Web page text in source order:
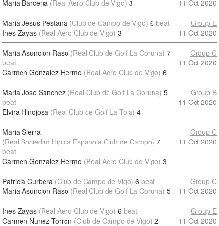
Maria Barcena (Real Aero Club de Vigo) 3 11 Oct 2020
Maria Jesus Pestana (Club de Campo de Vigo) 6 beat
Ines Zayas (Real Aero Club de Vigo) 3
Group E
11 Oct 2020
Maria Asuncion Raso (Real Club de Golf La Coruna) 7
beat
Carmen Gonzalez Hermo (Real Aero Club de Vigo) 6
Group C
11 Oct 2020
Maria Jose Sanchez (Real Club de Golf La Coruna) 5
beat
Elvira Hinojosa (Real Club de Golf La Toja) 4
Group B
11 Oct 2020
Maria Sierra
(Real Sociedad Hipica Espanola Club de Campo) 7
beat
Carmen Gonzalez Hermo (Real Aero Club de Vigo) 3
Group C
11 Oct 2020
Patricia Curbera (Club de Campo de Vigo) 6 beat
Maria Asuncion Raso (Real Club de Golf La Coruna) 5
Group C
11 Oct 2020
Ines Zayas (Real Aero Club de Vigo) 6 beat
Carmen Nunez-Torron (Club de Campo de Vigo) 2
Group E
11 Oct 2020